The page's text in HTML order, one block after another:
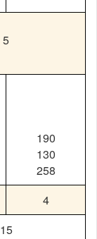
5
190
130
258
4
15